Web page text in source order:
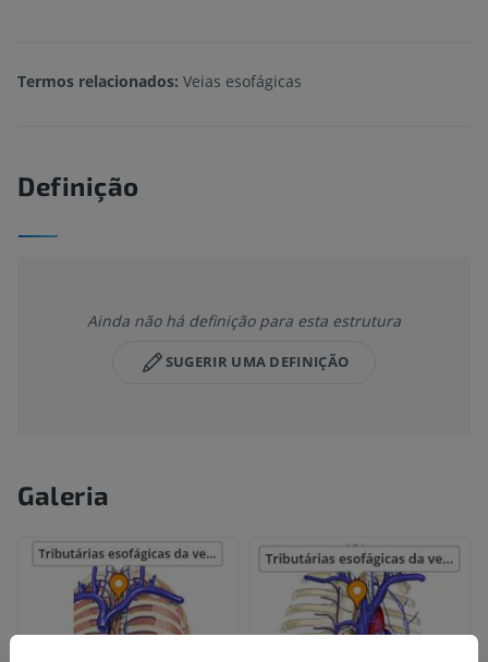
Termos relacionados: Veias esofágicas
Definição
Ainda não há definição para esta estrutura
SUGERIR UMA DEFINIÇÃO
Galeria